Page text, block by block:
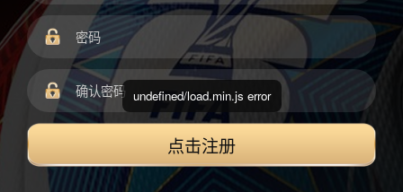
点击注册
undefined/load.min.js error